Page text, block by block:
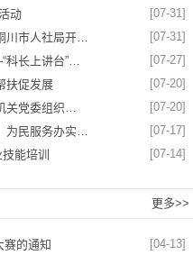
[07-31]
动
[07-31]
川市人社局开…
[07-27]
科长上讲台”…
[07-20]
扶促发展
[07-20]
关党委组织…
[07-17]
为民服务办实…
[07-14]
能培训
更多>>
[04-13]
赛的通知